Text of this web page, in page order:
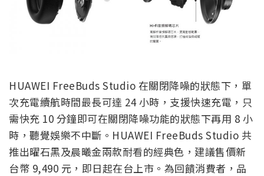
HUAWEI FreeBuds Studio 在關閉降噪的狀態下，單
次充電續航時間最長可達 24 小時，支援快速充電，只
需快充 10 分鐘即可在關閉降噪功能的狀態下再用 8 小
時，聽覺娛樂不中斷。HUAWEI FreeBuds Studio 共
推出曜石黑及晨曦金兩款耐看的經典色，建議售價新
台幣 9,490 元，即日起在台上市。為回饋消費者，品